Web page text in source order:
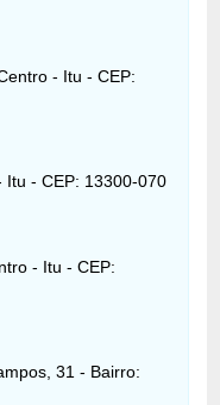
- Itu - CEP:
Itu - CEP: 13300-070
- Itu - CEP:
31 - Bairro: